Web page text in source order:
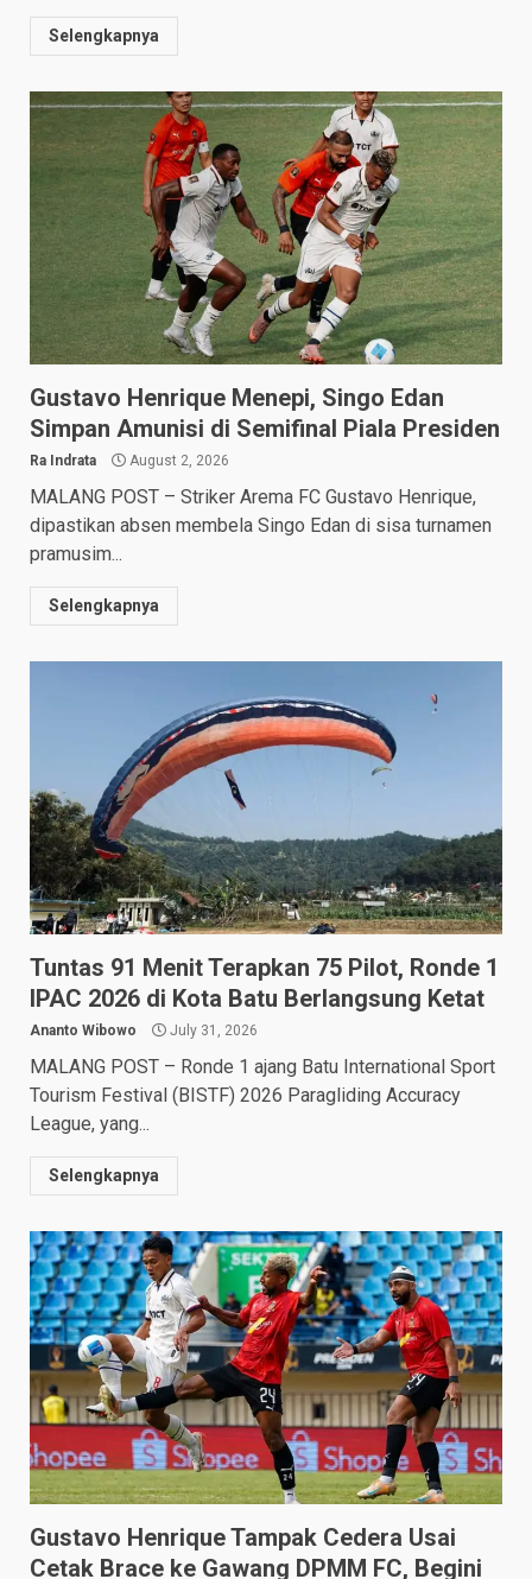
Selengkapnya
Gustavo Henrique Menepi, Singo Edan
Simpan Amunisi di Semifinal Piala Presiden
Ra Indrata August 2, 2026
MALANG POST – Striker Arema FC Gustavo Henrique,
dipastikan absen membela Singo Edan di sisa turnamen
pramusim...
Selengkapnya
Tuntas 91 Menit Terapkan 75 Pilot, Ronde 1
IPAC 2026 di Kota Batu Berlangsung Ketat
Ananto Wibowo July 31, 2026
MALANG POST – Ronde 1 ajang Batu International Sport
Tourism Festival (BISTF) 2026 Paragliding Accuracy
League, yang...
Selengkapnya
Gustavo Henrique Tampak Cedera Usai
Cetak Brace ke Gawang DPMM FC, Begini